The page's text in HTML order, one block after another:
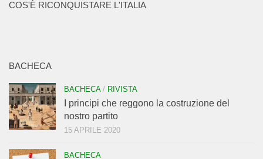
COS'È RICONQUISTARE L'ITALIA
BACHECA
BACHECA/ RIVISTA
I principi che reggono la costruzione del
nostro partito
15 APRILE 2020
BACHECA